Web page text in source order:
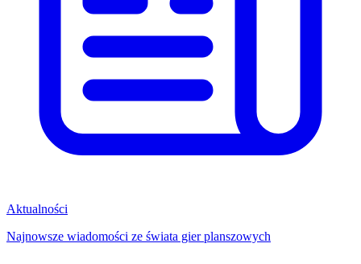
Aktualności
Najnowsze wiadomości ze świata gier planszowych